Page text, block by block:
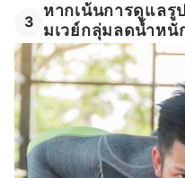
3
หากเน้นการดูแลรู
มเวย์กลุ่มลดน้ำหนั